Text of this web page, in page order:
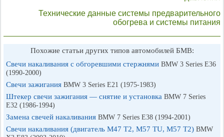
Технические данные системы предварительного
обогрева и системы питания
Похожие статьи других типов автомобилей БМВ:
Свечи накаливания с обгоревшими стержнями BMW 3 Series E36
(1990-2000)
Свечи зажигания BMW 3 Series E21 (1975-1983)
Штекер свечи зажигания — снятие и установка BMW 7 Series
E32 (1986-1994)
Замена свечей накаливания BMW 7 Series E38 (1994-2001)
Свечи накаливания (двигатель М47 Т2, М57 TU, М57 Т2) BMW